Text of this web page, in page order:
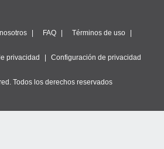
FAQ Términos de uso
privacidad Configuración de privacidad
Todos los derechos reservados